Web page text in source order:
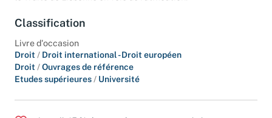
Classification
Livre d'occasion
Droit / Droit international - Droit européen
Droit / Ouvrages de référence